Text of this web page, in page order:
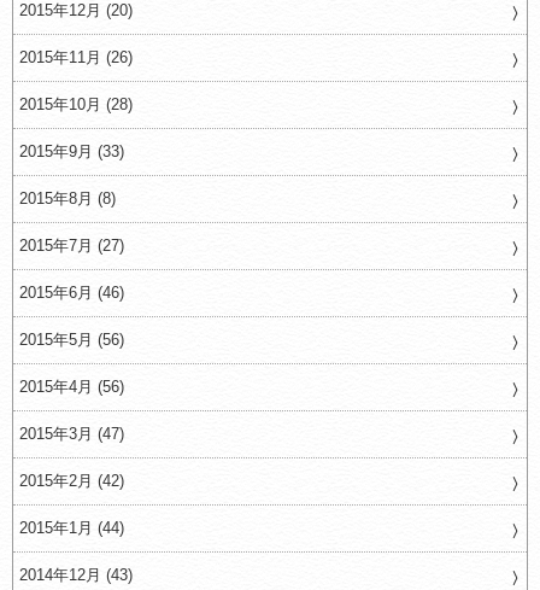
2015年12月 (20)
2015年11月 (26)
2015年10月 (28)
2015年9月 (33)
2015年8月 (8)
2015年7月 (27)
2015年6月 (46)
2015年5月 (56)
2015年4月 (56)
2015年3月 (47)
2015年2月 (42)
2015年1月 (44)
2014年12月 (43)